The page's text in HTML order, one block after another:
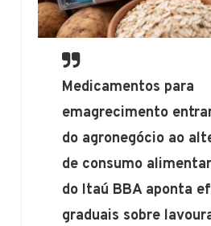
Medicamentos para
emagrecimento
do agronegócio ao
de consumo
do Itaú BBA aponta
graduais sobre